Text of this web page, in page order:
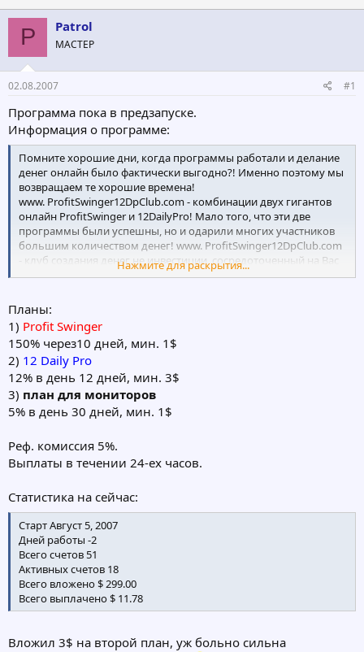
т
р
е
м
ы
т
а
н
а
ч
л
а
P Patrol
МАСТЕР
02.08.2007 #1
Программа пока в предзапуске.
Информация о программе:
Помните хорошие дни, когда программы работали и делание
денег онлайн было фактически выгодно?! Именно поэтому мы
возвращаем те хорошие времена!
www. ProfitSwinger12DpClub.com - комбинации двух гигантов
онлайн ProfitSwinger и 12DailyPro! Мало того, что эти две
программы были успешны, но и одарили многих участников
большим количеством денег! www. ProfitSwinger12DpClub.com
- клуб создания денег не инвестиции, сосредоточенный на Вас
участники, чтобы заработать деньги! Так расслабьтесь, ведь
ProfitSwinger12DpClub в настоящее время Находится В
Предзапуске!!
Все, Кто Присоединится сейчас будут Освобождены От
Членского взноса US$1, Который будет Наложен Когда мы
запустимся!
Официальный Запуск 5-ого августа 2007!!
Нажмите для раскрытия...
Планы:
1) Profit Swinger
150% через10 дней, мин. 1$
2) 12 Daily Pro
12% в день 12 дней, мин. 3$
3) план для мониторов
5% в день 30 дней, мин. 1$
Реф. комиссия 5%.
Выплаты в течении 24-ех часов.
Статистика на сейчас:
Старт Август 5, 2007
Дней работы -2
Всего счетов 51
Активных счетов 18
Всего вложено $ 299.00
Всего выплачено $ 11.78
Вложил 3$ на второй план, уж больно сильна